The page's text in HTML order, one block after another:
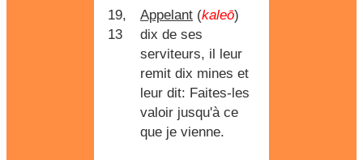
19,
13
Appelant (kaleō)
dix de ses
serviteurs, il leur
remit dix mines et
leur dit: Faites-les
valoir jusqu'à ce
que je vienne.